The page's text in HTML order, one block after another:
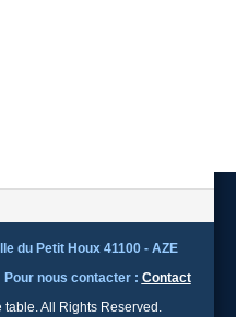
du Petit Houx 41100 - AZE
Pour nous contacter : Contact
All Rights Reserved.